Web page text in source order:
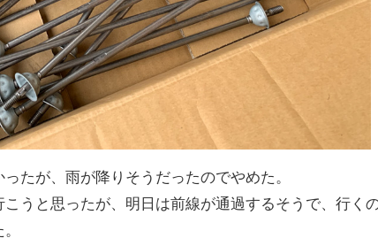
たが、雨が降りそうだったのでやめた。
うと思ったが、明日は前線が通過するそうで、行く